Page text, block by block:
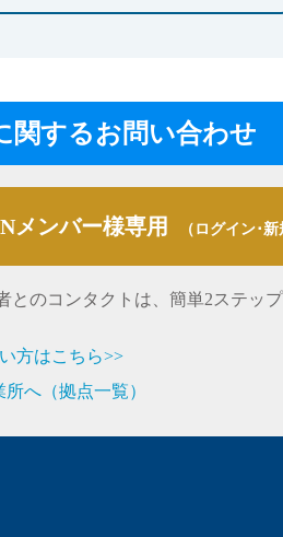
関するお問い合わせ
メンバー様専用 （ログイン･新
とのコンタクトは、簡単2ステップ
方はこちら>>
へ（拠点一覧）